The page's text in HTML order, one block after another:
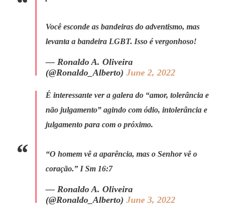
Você esconde as bandeiras do adventismo, mas
levanta a bandeira LGBT. Isso é vergonhoso!
— Ronaldo A. Oliveira
(@Ronaldo_Alberto) June 2, 2022
É interessante ver a galera do “amor, tolerância e
não julgamento” agindo com ódio, intolerância e
julgamento para com o próximo.
“O homem vê a aparência, mas o Senhor vê o
coração.” I Sm 16:7
— Ronaldo A. Oliveira
(@Ronaldo_Alberto) June 3, 2022